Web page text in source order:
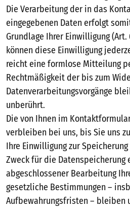
Die Verarbeitung der in das
eingegebenen Daten erfolgt
Grundlage Ihrer Einwilligung (Art.
können diese Einwilligung
reicht eine formlose Mitteilung
Rechtmäßigkeit der bis zum
Datenverarbeitungsvorgänge
unberührt.
Die von Ihnen im
verbleiben bei uns, bis Sie uns
Ihre Einwilligung zur
Zweck für die Datenspeicherung
abgeschlossener Bearbeitung
gesetzliche Bestimmungen –
Aufbewahrungsfristen – bleiben